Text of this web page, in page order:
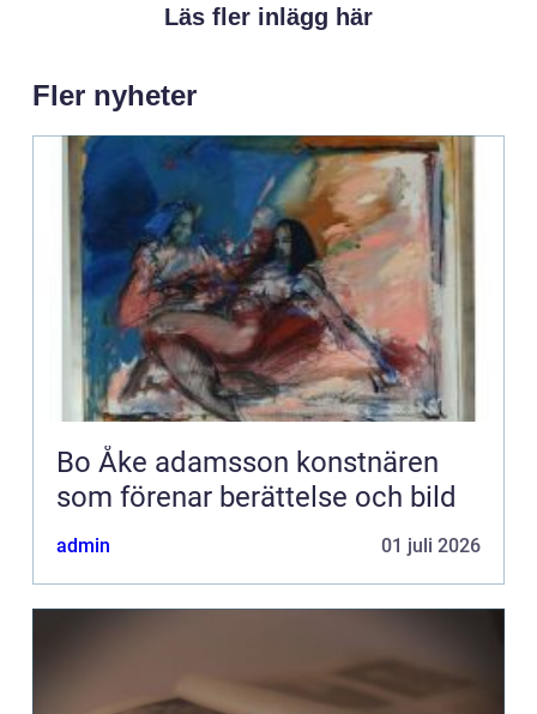
Läs fler inlägg här
Fler nyheter
Bo Åke adamsson konstnären
som förenar berättelse och bild
admin 01 juli 2026